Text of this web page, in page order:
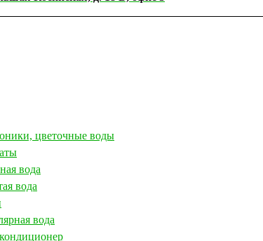
цветочные воды
вода
вода
вода